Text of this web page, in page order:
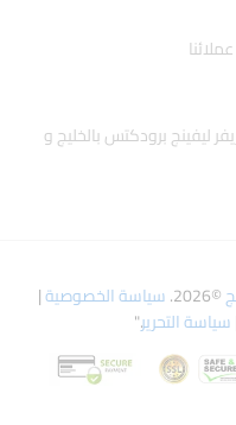
برودكتس بالخليج و
©2026. سياسة الخصوصية|
سياسة التحرير."